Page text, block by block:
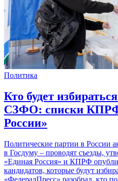
Политика
Кто будет
СЗФО: списки
России»
Политические партии в России
в Госдуму – проводят съезды,
«Единая Россия» и КПРФ
кандидатов, которые будут
«ФедералПресс» разобрал, кто